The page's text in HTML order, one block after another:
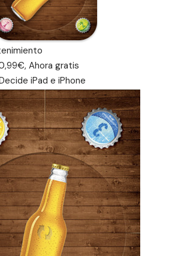
Ahora gratis
iPad e iPhone